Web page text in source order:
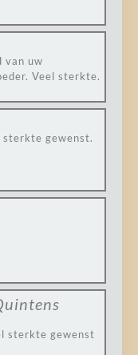
van uw
Veel sterkte.
sterkte gewenst.
sterkte gewenst